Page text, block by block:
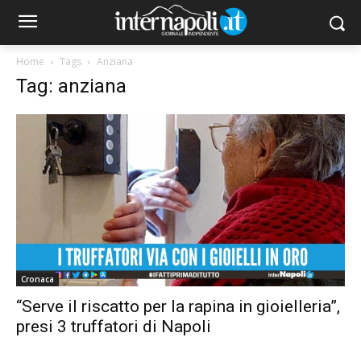
Home Tags Anziana
Tag: anziana
Cronaca
“Serve il riscatto per la rapina in gioielleria”,
presi 3 truffatori di Napoli